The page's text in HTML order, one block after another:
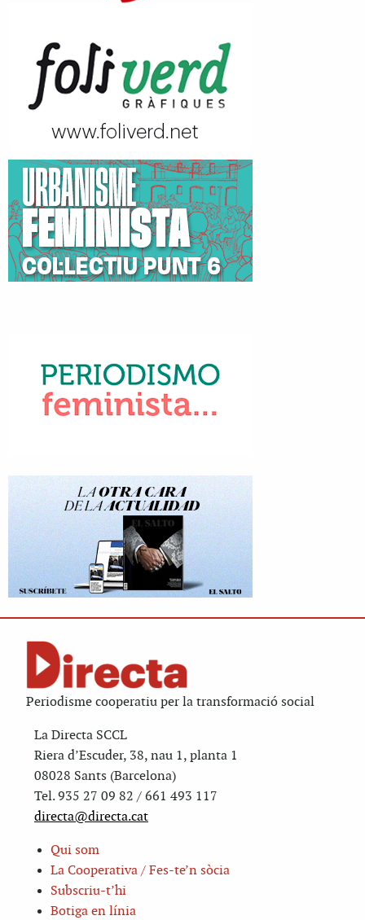
Periodisme cooperatiu per la transformació social
La Directa SCCL
Riera d’Escuder, 38, nau 1, planta 1
08028 Sants (Barcelona)
Tel. 935 27 09 82 / 661 493 117
directa@directa.cat
Qui som
La Cooperativa / Fes-te’n sòcia
Subscriu-t’hi
Botiga en línia